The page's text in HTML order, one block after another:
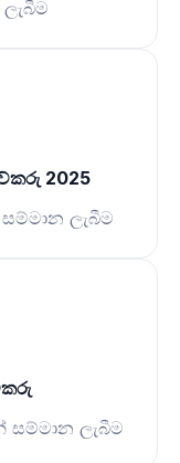
2025
ලැබීම
සම්මාන ලැබීම